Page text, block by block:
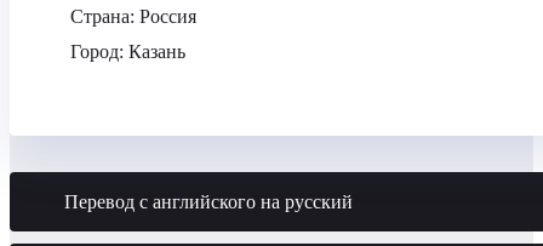
Страна: Россия
Город: Казань
Перевод с английского на русский